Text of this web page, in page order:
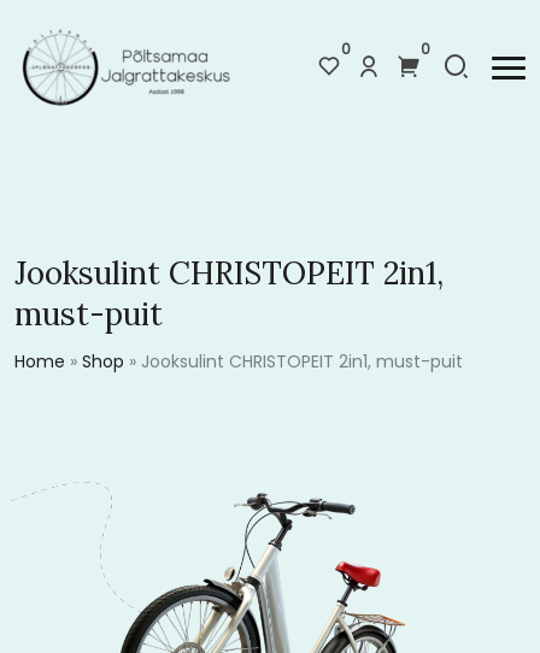
0 0
Jooksulint CHRISTOPEIT 2in1,
must-puit
Home » Shop » Jooksulint CHRISTOPEIT 2in1, must-puit